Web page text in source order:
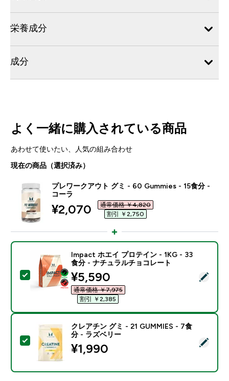
栄養成分
成分
よく一緒に購入されている商品
あわせて使いたい、人気の組み合わせ
現在の商品（選択済み）
プレワークアウト グミ - 60 Gummies - 15食分 -
コーラ
discounted price
¥2,070‎
通常価格 ￥4,820‎
割引 ￥2,750‎
この商品を選択 - Impact ホエイ プロテイン - 1KG -
Impact ホエイ プロテイン - 1KG - 33
食分 - ナチュラルチョコレート
discounted price
¥5,590‎
通常価格 ￥7,975‎
割引 ￥2,385‎
この商品を選択 - クレアチン グミ - 21 GUMMIES - 7
クレアチン グミ - 21 GUMMIES - 7食
分 - ラズベリー
¥1,990‎